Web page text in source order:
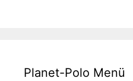
Planet-Polo Menü